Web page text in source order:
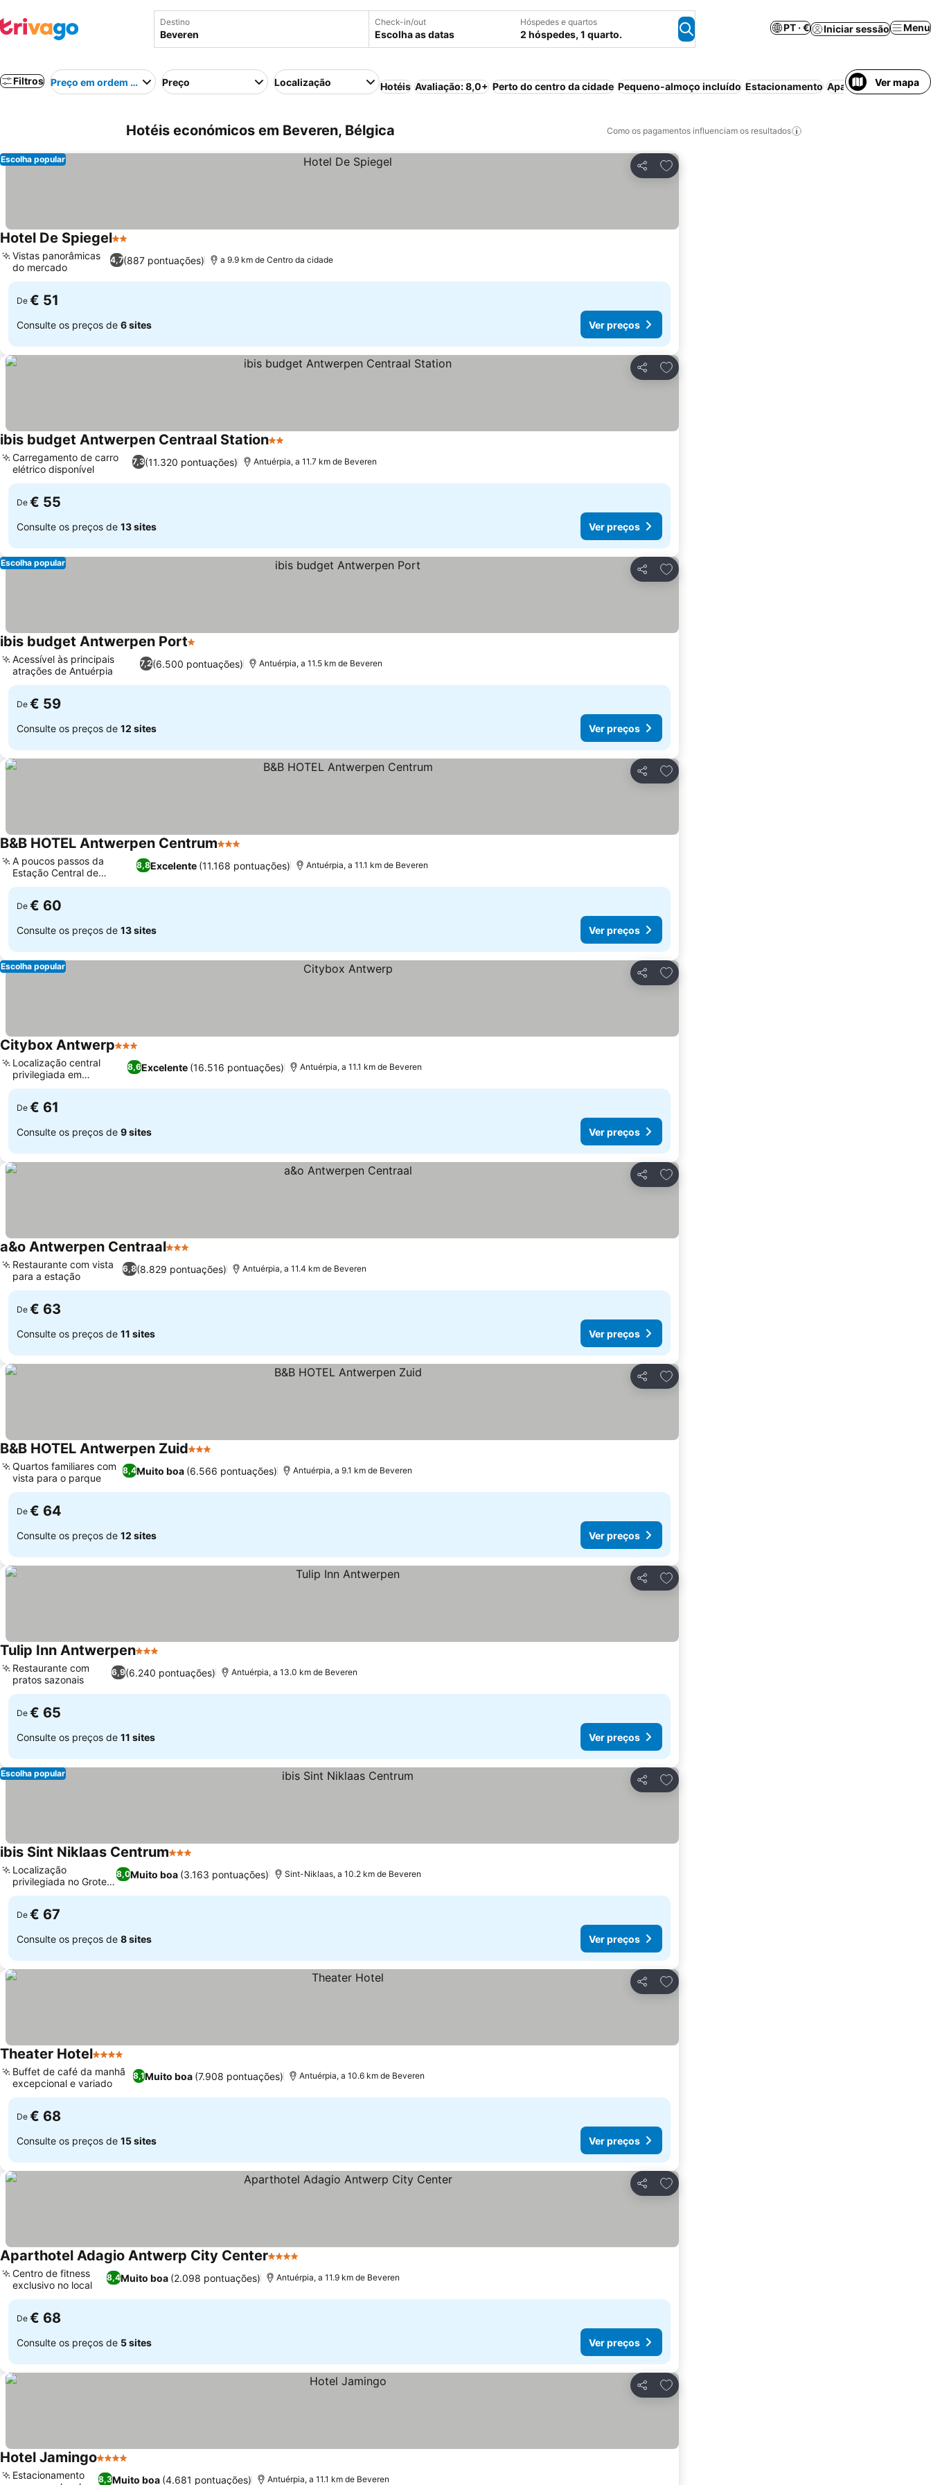
Destino Check-in/out
Escolha as datas
Hóspedes e quartos
2 hóspedes, 1 quarto.
PT · € Iniciar sessão Menu
Filtros Preço em ordem crescentePreço Localização Hotéis Avaliação: 8,0+ Perto do centro da cidade Pequeno-almoço incluído Estacionamento Aparthotel Animais
Ver mapa
Hotéis económicos em Beveren, Bélgica Como os pagamentos influenciam os resultados
Partilhar
Adicionar aos favoritos
Escolha popular
Hotel De Spiegel2 Estrelas
4,7(887 pontuações)
Vistas panorâmicas
do mercado
a 9.9 km de Centro da cidade
De € 51
Consulte os preços de 6 sites Ver preços
Partilhar
Adicionar aos favoritos
ibis budget Antwerpen Centraal Station2 Estrelas
7,3(11.320 pontuações)
Carregamento de carro
elétrico disponível
Antuérpia, a 11.7 km de Beveren
De € 55
Consulte os preços de 13 sites Ver preços
Partilhar
Adicionar aos favoritos
Escolha popular
ibis budget Antwerpen Port1 Estrelas
7,2(6.500 pontuações)
Acessível às principais
atrações de Antuérpia
Antuérpia, a 11.5 km de Beveren
De € 59
Consulte os preços de 12 sites Ver preços
Partilhar
Adicionar aos favoritos
B&B HOTEL Antwerpen Centrum3 Estrelas
8,8Excelente (11.168 pontuações)
A poucos passos da
Estação Central de
Antuérpia
Antuérpia, a 11.1 km de Beveren
De € 60
Consulte os preços de 13 sites Ver preços
Partilhar
Adicionar aos favoritos
Escolha popular
Citybox Antwerp3 Estrelas
8,6Excelente (16.516 pontuações)
Localização central
privilegiada em
Antuérpia
Antuérpia, a 11.1 km de Beveren
De € 61
Consulte os preços de 9 sites Ver preços
Partilhar
Adicionar aos favoritos
a&o Antwerpen Centraal3 Estrelas
6,8(8.829 pontuações)
Restaurante com vista
para a estação
Antuérpia, a 11.4 km de Beveren
De € 63
Consulte os preços de 11 sites Ver preços
Partilhar
Adicionar aos favoritos
B&B HOTEL Antwerpen Zuid3 Estrelas
8,4Muito boa (6.566 pontuações)
Quartos familiares com
vista para o parque
Antuérpia, a 9.1 km de Beveren
De € 64
Consulte os preços de 12 sites Ver preços
Partilhar
Adicionar aos favoritos
Tulip Inn Antwerpen3 Estrelas
6,9(6.240 pontuações)
Restaurante com
pratos sazonais
Antuérpia, a 13.0 km de Beveren
De € 65
Consulte os preços de 11 sites Ver preços
Partilhar
Adicionar aos favoritos
Escolha popular
ibis Sint Niklaas Centrum3 Estrelas
8,0Muito boa (3.163 pontuações)
Localização
privilegiada no Grote
Markt
Sint-Niklaas, a 10.2 km de Beveren
De € 67
Consulte os preços de 8 sites Ver preços
Partilhar
Adicionar aos favoritos
Theater Hotel4 Estrelas
8,1Muito boa (7.908 pontuações)
Buffet de café da manhã
excepcional e variado
Antuérpia, a 10.6 km de Beveren
De € 68
Consulte os preços de 15 sites Ver preços
Partilhar
Adicionar aos favoritos
Aparthotel Adagio Antwerp City Center4 Estrelas
8,4Muito boa (2.098 pontuações)
Centro de fitness
exclusivo no local
Antuérpia, a 11.9 km de Beveren
De € 68
Consulte os preços de 5 sites Ver preços
Partilhar
Adicionar aos favoritos
Hotel Jamingo4 Estrelas
8,3Muito boa (4.681 pontuações)
Estacionamento
Antuérpia, a 11.1 km de Beveren